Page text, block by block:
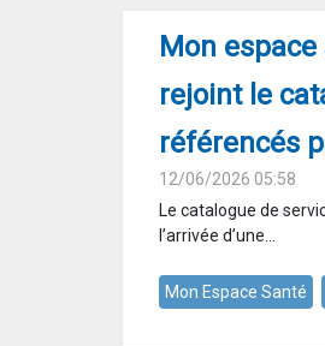
Mon espace
rejoint le
référencés
12/06/2026 05:58
Le catalogue de
l’arrivée d’une...
Mon Espace Santé